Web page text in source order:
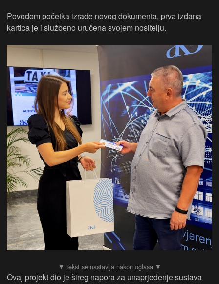
Povodom početka izrade novog dokumenta, prva izdana
kartica je i službeno uručena svojem nositelju.
Ovaj projekt dio je šireg napora za unaprjeđenje sustava